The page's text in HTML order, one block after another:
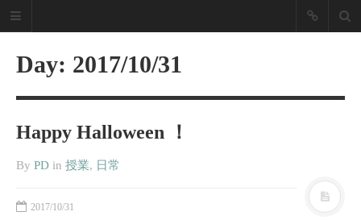
NZPD Nagoya
Zokei Life
Design
「あったらいいな」を実現し
Day: 2017/10/31
Happy Halloween ！
By PD in 授業, 日常
2017/10/31